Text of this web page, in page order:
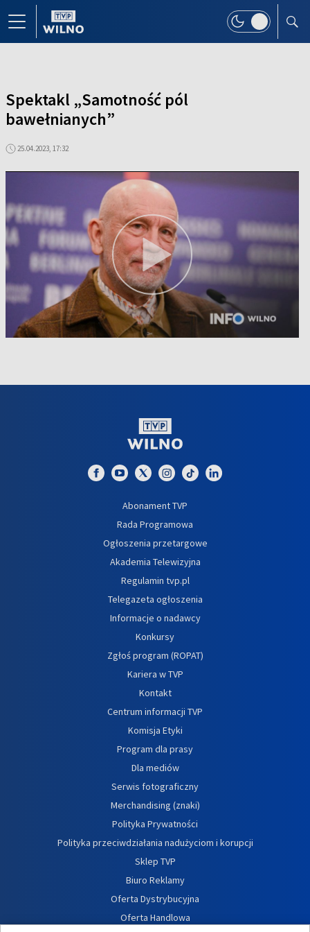
Spektakl „Samotność pól
bawełnianych”
25.04.2023, 17:32
Abonament TVP
Rada Programowa
Ogłoszenia przetargowe
Akademia Telewizyjna
Regulamin tvp.pl
Telegazeta ogłoszenia
Informacje o nadawcy
Konkursy
Zgłoś program (ROPAT)
Kariera w TVP
Kontakt
Centrum informacji TVP
Komisja Etyki
Program dla prasy
Dla mediów
Serwis fotograficzny
Merchandising (znaki)
Polityka Prywatności
Polityka przeciwdziałania nadużyciom i korupcji
Sklep TVP
Biuro Reklamy
Oferta Dystrybucyjna
Oferta Handlowa